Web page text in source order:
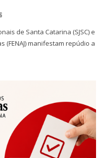
de Santa Catarina (SJSC) e
(FENAJ) manifestam repúdio a